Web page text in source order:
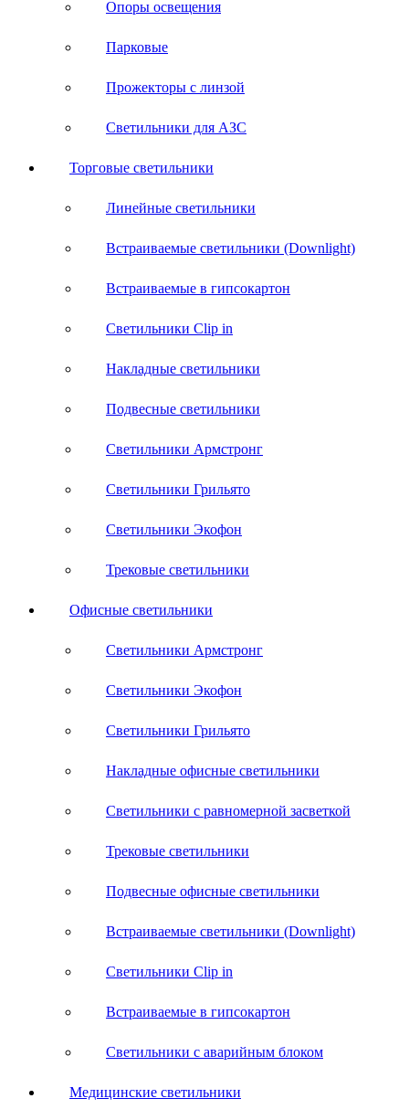
Опоры освещения
Парковые
Прожекторы с линзой
Светильники для АЗС
Торговые светильники
Линейные светильники
Встраиваемые светильники (Downlight)
Встраиваемые в гипсокартон
Светильники Clip in
Накладные светильники
Подвесные светильники
Светильники Армстронг
Светильники Грильято
Светильники Экофон
Трековые светильники
Офисные светильники
Светильники Армстронг
Светильники Экофон
Светильники Грильято
Накладные офисные светильники
Светильники с равномерной засветкой
Трековые светильники
Подвесные офисные светильники
Встраиваемые светильники (Downlight)
Светильники Clip in
Встраиваемые в гипсокартон
Светильники с аварийным блоком
Медицинские светильники